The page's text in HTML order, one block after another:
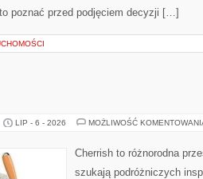
poznać przed podjęciem decyzji […]
LIP - 6 - 2026 MOŻLIWOŚĆ
Cherrish to różnorodna
szukają podróżniczych